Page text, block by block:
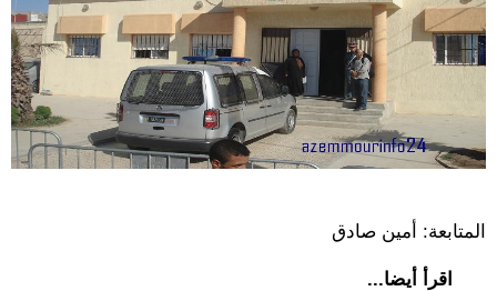
المتابعة: أمين صادق
اقرأ أيضا...